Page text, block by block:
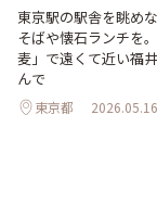
東京駅の駅舎を眺め
そばや懐石ランチを
麦」で遠くて近い福
んで
東京都 2026.05.16